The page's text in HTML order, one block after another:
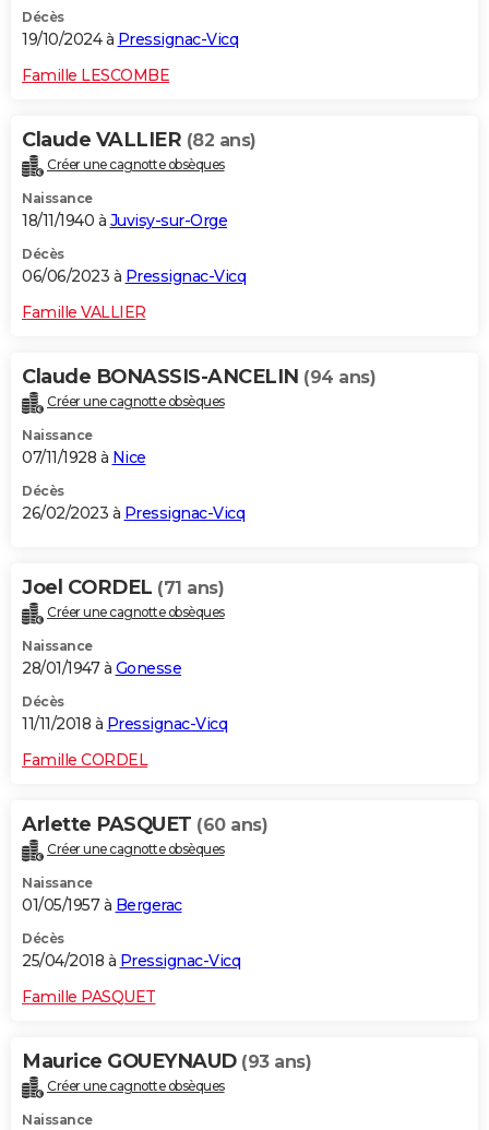
Décès
19/10/2024 à Pressignac-Vicq
Famille LESCOMBE
Claude VALLIER (82 ans)
Créer une cagnotte obsèques
Naissance
18/11/1940 à Juvisy-sur-Orge
Décès
06/06/2023 à Pressignac-Vicq
Famille VALLIER
Claude BONASSIS-ANCELIN (94 ans)
Créer une cagnotte obsèques
Naissance
07/11/1928 à Nice
Décès
26/02/2023 à Pressignac-Vicq
Joel CORDEL (71 ans)
Créer une cagnotte obsèques
Naissance
28/01/1947 à Gonesse
Décès
11/11/2018 à Pressignac-Vicq
Famille CORDEL
Arlette PASQUET (60 ans)
Créer une cagnotte obsèques
Naissance
01/05/1957 à Bergerac
Décès
25/04/2018 à Pressignac-Vicq
Famille PASQUET
Maurice GOUEYNAUD (93 ans)
Créer une cagnotte obsèques
Naissance